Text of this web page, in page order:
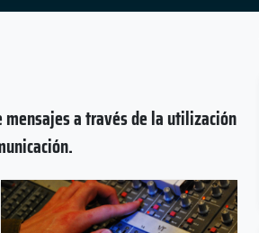
a través de la utilización